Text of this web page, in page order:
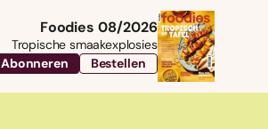
Foodies 08/2026
Tropische smaakexplosies
Abonneren
Bestellen